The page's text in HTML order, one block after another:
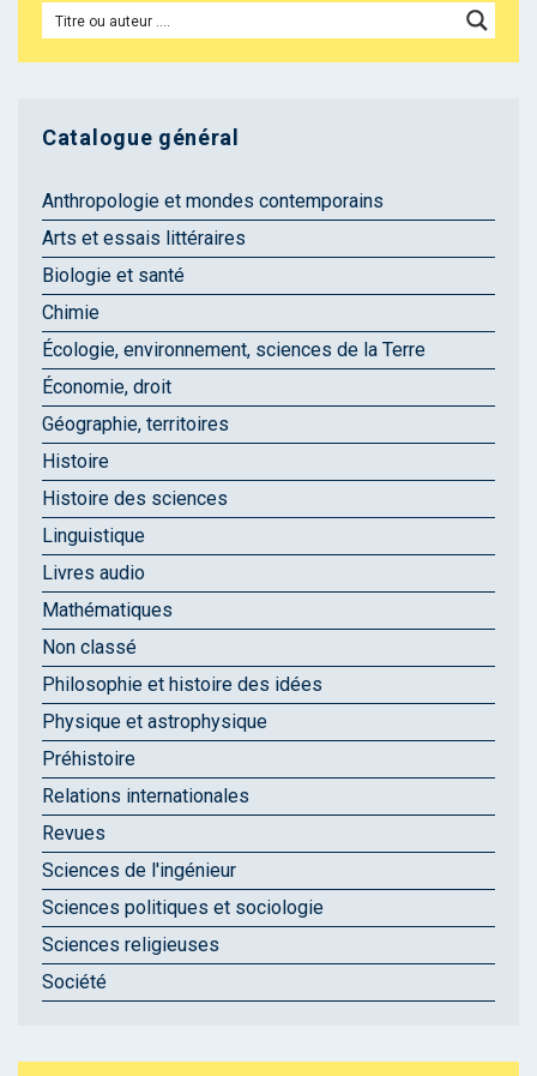
Catalogue général
Anthropologie et mondes contemporains
Arts et essais littéraires
Biologie et santé
Chimie
Écologie, environnement, sciences de la Terre
Économie, droit
Géographie, territoires
Histoire
Histoire des sciences
Linguistique
Livres audio
Mathématiques
Non classé
Philosophie et histoire des idées
Physique et astrophysique
Préhistoire
Relations internationales
Revues
Sciences de l'ingénieur
Sciences politiques et sociologie
Sciences religieuses
Société